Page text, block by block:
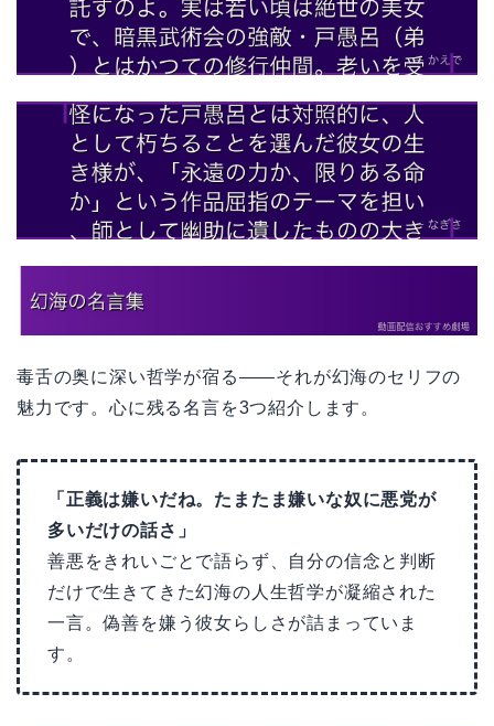
毒舌の奥に深い哲学が宿る——それが幻海のセリフの
魅力です。心に残る名言を3つ紹介します。
「正義は嫌いだね。たまたま嫌いな奴に悪党が
多いだけの話さ」
善悪をきれいごとで語らず、自分の信念と判断
だけで生きてきた幻海の人生哲学が凝縮された
一言。偽善を嫌う彼女らしさが詰まっていま
す。